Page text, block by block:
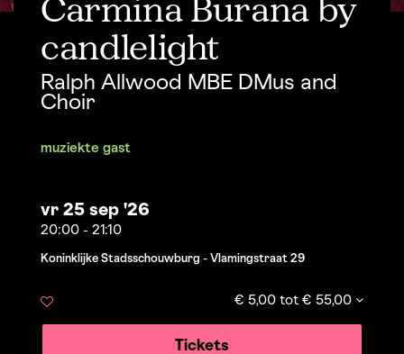
Carmina Burana by
candlelight
Ralph Allwood MBE DMus and
Choir
muziekte gast
vr 25 sep '26
20:00 - 21:10
Koninklijke Stadsschouwburg - Vlamingstraat 29
€ 5,00 tot € 55,00
Tickets